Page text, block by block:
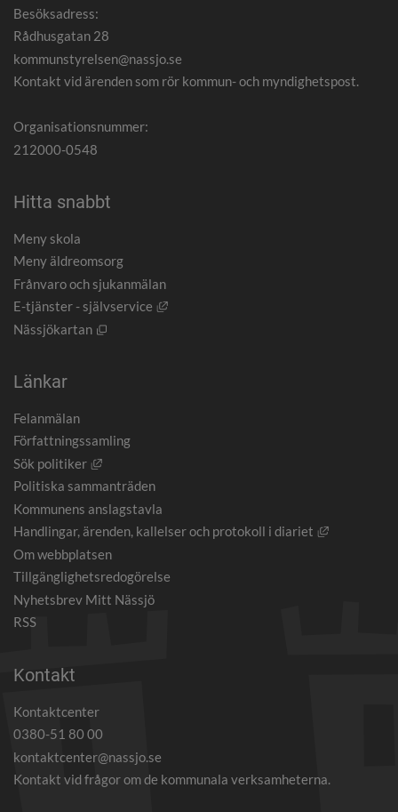
Besöksadress:
Rådhusgatan 28
kommunstyrelsen@nassjo.se
Kontakt vid ärenden som rör kommun- och myndighetspost.
Organisationsnummer:
212000-0548
Hitta snabbt
Meny skola
Meny äldreomsorg
Frånvaro och sjukanmälan
E-tjänster - självservice
Länk till annan webbplats, öppnas i
Nässjökartan
Öppnas i nytt fönster.
Länkar
Felanmälan
Författningssamling
Sök politiker
Länk till annan webbplats, öppnas i nytt fönster.
Politiska sammanträden
Kommunens anslagstavla
Handlingar, ärenden, kallelser och protokoll i diariet
Länk till
Om webbplatsen
Tillgänglighetsredogörelse
Nyhetsbrev Mitt Nässjö
RSS
Kontakt
Kontaktcenter
0380-51 80 00
kontaktcenter@nassjo.se
Kontakt vid frågor om de kommunala verksamheterna.